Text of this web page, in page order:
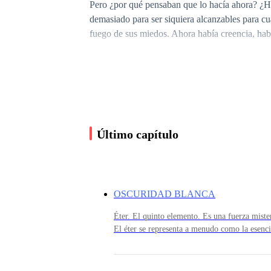
Pero ¿por qué pensaban que lo hacía ahora?
demasiado para ser siquiera alcanzables para
fuego de sus miedos. Ahora había creencia,
Y luego viene esta pregunta, ¿alguna vez
Todo lo que significa el concepto de vida,
¿Entendemos completamente lo que
Último capítulo
OSCURIDAD BLANCA
Éter. El quinto elemento. Es una fuerza
El éter se representa a menudo como la
y espiritual en un delicado equilibrio. La